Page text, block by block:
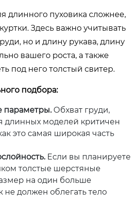
длинного пуховика сложнее,
Здесь важно учитывать
но и длину рукава, длину
вашего роста, а также
под него толстый свитер.
подбора:
параметры.Обхват груди,
длинных моделей критичен
это самая широкая часть
Если вы планируете
толстые шерстяные
на один больше
не должен облегать тело